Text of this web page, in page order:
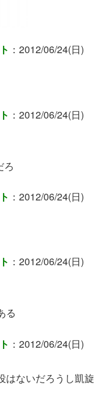
：2012/06/24(日)
：2012/06/24(日)
ろ
：2012/06/24(日)
：2012/06/24(日)
る
：2012/06/24(日)
はないだろうし凱旋